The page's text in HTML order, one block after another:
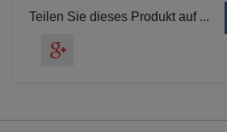
Teilen Sie dieses Produkt auf ...